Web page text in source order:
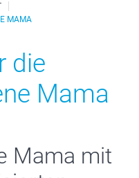
MAMA
die
Mama
Mama mit